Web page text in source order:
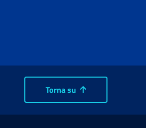
Torna su